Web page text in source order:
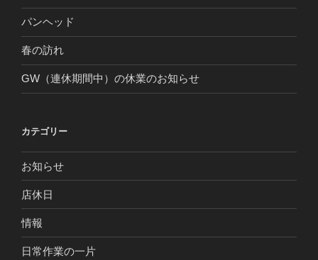
パンヘッド
春の訪れ
GW（連休期間中）の休業のお知らせ
カテゴリー
お知らせ
店休日
情報
日常作業の一片